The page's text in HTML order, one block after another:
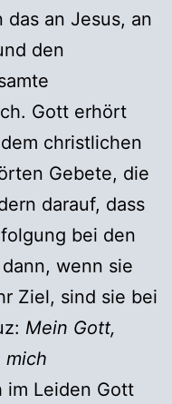
an Jesus, an
den
Gott erhört
christlichen
Gebete, die
darauf, dass
bei den
wenn sie
Ziel, sind sie bei
Mein Gott,
mich
im Leiden Gott